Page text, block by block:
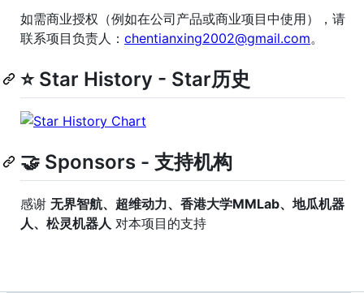
如需商业授权（例如在公司产品或商业项目中使用），请
联系项目负责人： chentianxing2002@gmail.com。
⭐️ Star History - Star历史
🤝 Sponsors - 支持机构
感谢 无界智航、超维动力、香港大学MMLab、地瓜机器
人、松灵机器人 对本项目的支持